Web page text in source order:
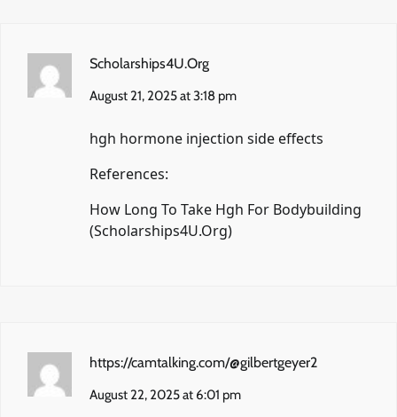
Scholarships4U.Org
August 21, 2025 at 3:18 pm
hgh hormone injection side effects
References:
How Long To Take Hgh For Bodybuilding
(Scholarships4U.Org)
https://camtalking.com/@gilbertgeyer2
August 22, 2025 at 6:01 pm